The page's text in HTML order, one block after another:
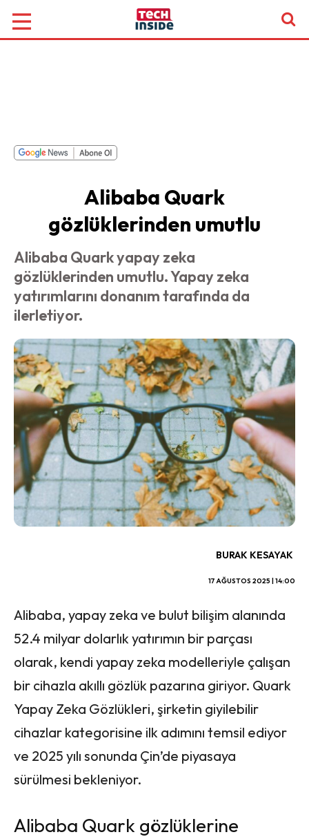
Alibaba Quark
gözlüklerinden umutlu
Alibaba Quark yapay zeka
gözlüklerinden umutlu. Yapay zeka
yatırımlarını donanım tarafında da
ilerletiyor.
BURAK KESAYAK
17 AĞUSTOS 2025 | 14:00
Alibaba, yapay zeka ve bulut bilişim alanında
52.4 milyar dolarlık yatırımın bir parçası
olarak, kendi yapay zeka modelleriyle çalışan
bir cihazla akıllı gözlük pazarına giriyor. Quark
Yapay Zeka Gözlükleri, şirketin giyilebilir
cihazlar kategorisine ilk adımını temsil ediyor
ve 2025 yılı sonunda Çin’de piyasaya
sürülmesi bekleniyor.
Alibaba Quark gözlüklerine